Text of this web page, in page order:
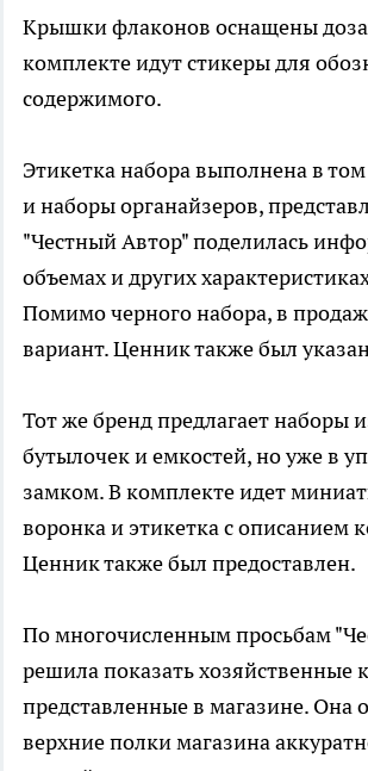
Крышки флаконов оснащены
комплекте идут стикеры для
содержимого.
Этикетка набора выполнена в
и наборы органайзеров,
"Честный Автор" поделилась
объемах и других
Помимо черного набора, в
вариант. Ценник также был
Тот же бренд предлагает наборы
бутылочек и емкостей, но уже в
замком. В комплекте идет
воронка и этикетка с описанием
Ценник также был предоставлен.
По многочисленным просьбам
решила показать хозяйственные
представленные в магазине. Она
верхние полки магазина